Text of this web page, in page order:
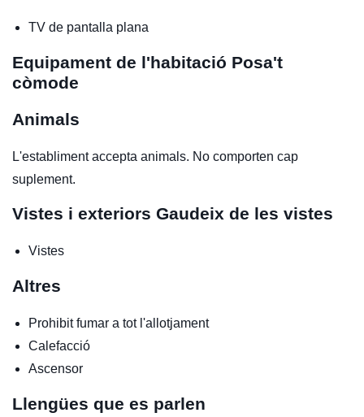
TV de pantalla plana
Equipament de l'habitació Posa't
còmode
Animals
L'establiment accepta animals. No comporten cap
suplement.
Vistes i exteriors Gaudeix de les vistes
Vistes
Altres
Prohibit fumar a tot l'allotjament
Calefacció
Ascensor
Llengües que es parlen